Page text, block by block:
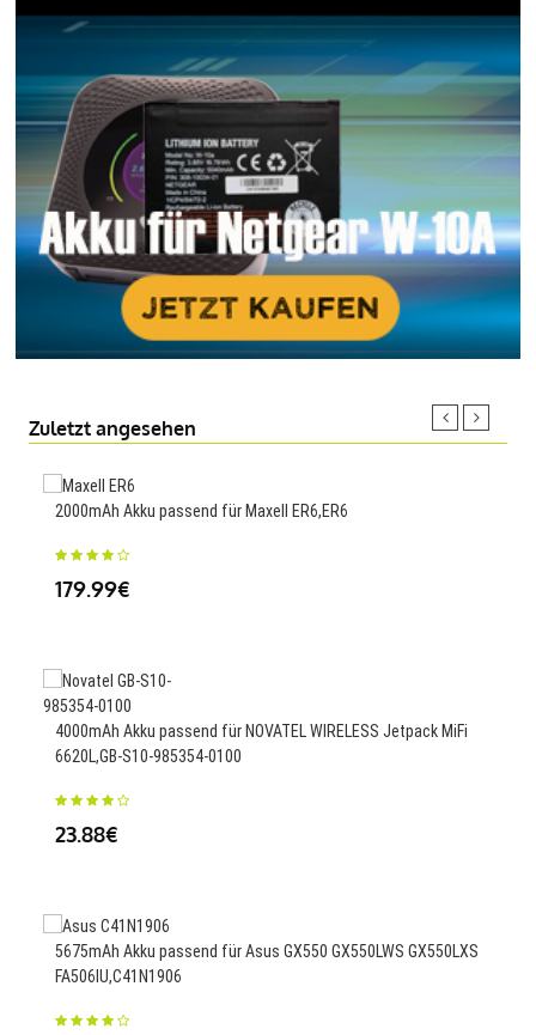
Zuletzt angesehen
2000mAh Akku passend für Maxell ER6,ER6
179.99€
4000mAh Akku passend für NOVATEL WIRELESS Jetpack MiFi
6620L,GB-S10-985354-0100
23.88€
5675mAh Akku passend für Asus GX550 GX550LWS GX550LXS
FA506IU,C41N1906